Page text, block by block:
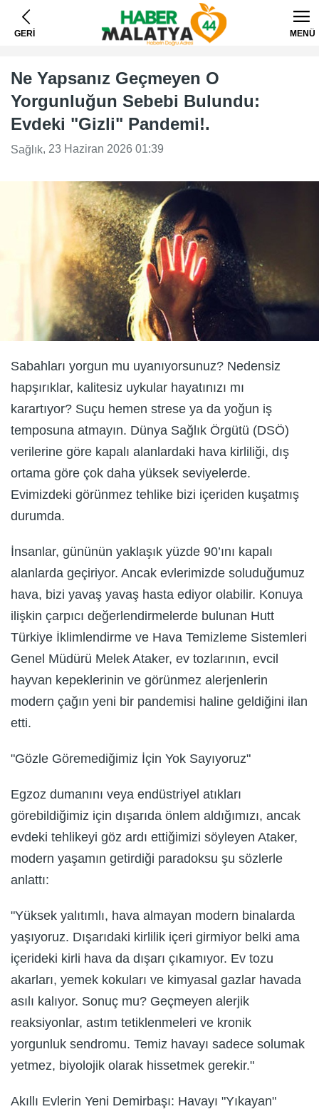
GERİ MENÜ
Ne Yapsanız Geçmeyen O
Yorgunluğun Sebebi Bulundu:
Evdeki "Gizli" Pandemi!.
Sağlık, 23 Haziran 2026 01:39
Sabahları yorgun mu uyanıyorsunuz? Nedensiz
hapşırıklar, kalitesiz uykular hayatınızı mı
karartıyor? Suçu hemen strese ya da yoğun iş
temposuna atmayın. Dünya Sağlık Örgütü (DSÖ)
verilerine göre kapalı alanlardaki hava kirliliği, dış
ortama göre çok daha yüksek seviyelerde.
Evimizdeki görünmez tehlike bizi içeriden kuşatmış
durumda.
İnsanlar, gününün yaklaşık yüzde 90’ını kapalı
alanlarda geçiriyor. Ancak evlerimizde soluduğumuz
hava, bizi yavaş yavaş hasta ediyor olabilir. Konuya
ilişkin çarpıcı değerlendirmelerde bulunan Hutt
Türkiye İklimlendirme ve Hava Temizleme Sistemleri
Genel Müdürü Melek Ataker, ev tozlarının, evcil
hayvan kepeklerinin ve görünmez alerjenlerin
modern çağın yeni bir pandemisi haline geldiğini ilan
etti.
"Gözle Göremediğimiz İçin Yok Sayıyoruz"
Egzoz dumanını veya endüstriyel atıkları
görebildiğimiz için dışarıda önlem aldığımızı, ancak
evdeki tehlikeyi göz ardı ettiğimizi söyleyen Ataker,
modern yaşamın getirdiği paradoksu şu sözlerle
anlattı:
"Yüksek yalıtımlı, hava almayan modern binalarda
yaşıyoruz. Dışarıdaki kirlilik içeri girmiyor belki ama
içerideki kirli hava da dışarı çıkamıyor. Ev tozu
akarları, yemek kokuları ve kimyasal gazlar havada
asılı kalıyor. Sonuç mu? Geçmeyen alerjik
reaksiyonlar, astım tetiklenmeleri ve kronik
yorgunluk sendromu. Temiz havayı sadece solumak
yetmez, biyolojik olarak hissetmek gerekir."
Akıllı Evlerin Yeni Demirbaşı: Havayı "Yıkayan"